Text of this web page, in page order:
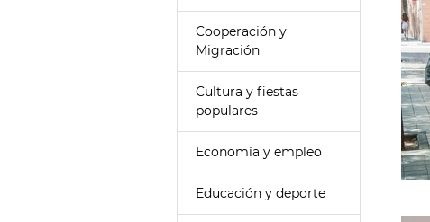
Cooperación y
Migración
Cultura y fiestas
populares
Economía y empleo
Educación y deporte